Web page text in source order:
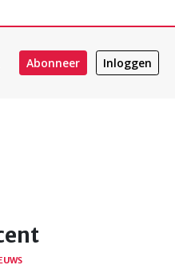
Abonneer Inloggen